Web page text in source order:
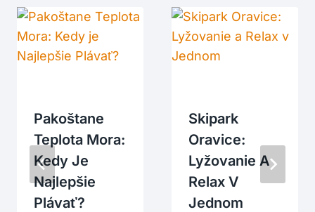
Pakoštane
Teplota Mora:
Kedy Je
Najlepšie
Plávať?
Skipark
Oravice:
Lyžovanie A
Relax V
Jednom